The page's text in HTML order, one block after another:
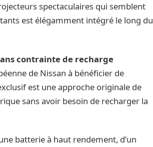
spectaculaires qui semblent
est élégamment intégré le long du
contrainte de recharge
de Nissan à bénéficier de
est une approche originale de
sans avoir besoin de recharger la
batterie à haut rendement, d’un